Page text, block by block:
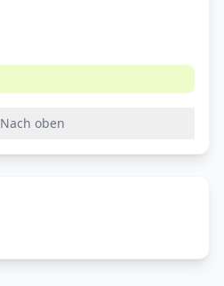
Nach oben